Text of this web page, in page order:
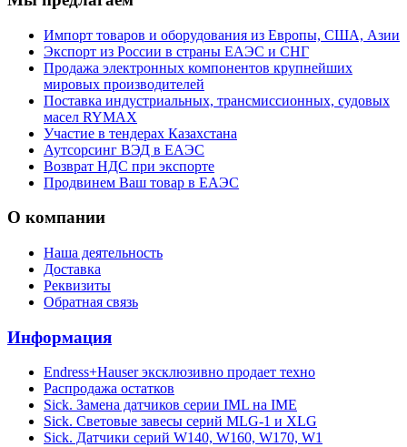
Импорт товаров и оборудования из Европы, США, Азии
Экспорт из России в страны ЕАЭС и СНГ
Продажа электронных компонентов крупнейших
мировых производителей
Поставка индустриальных, трансмиссионных, судовых
масел RYMAX
Участие в тендерах Казахстана
Аутсорсинг ВЭД в ЕАЭС
Возврат НДС при экспорте
Продвинем Ваш товар в ЕАЭС
О компании
Наша деятельность
Доставка
Реквизиты
Обратная связь
Информация
Endress+Hauser эксклюзивно продает техно
Распродажа остатков
Sick. Замена датчиков серии IML на IME
Sick. Световые завесы серий MLG-1 и XLG
Sick. Датчики серий W140, W160, W170, W1